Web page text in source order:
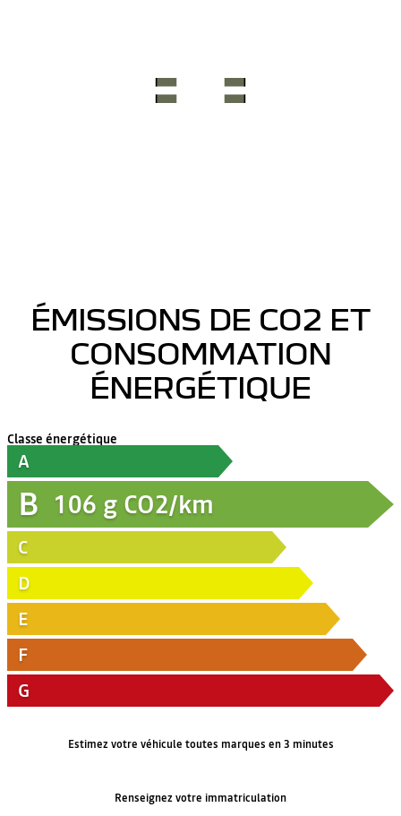
ÉMISSIONS DE CO2 ET
CONSOMMATION
ÉNERGÉTIQUE
Classe énergétique
A
B 106 g CO2/km
C
D
E
F
G
Estimez votre véhicule toutes marques en 3 minutes
Renseignez votre immatriculation